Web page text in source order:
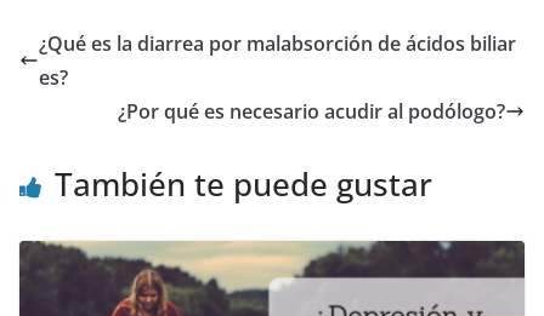
¿Qué es la diarrea por malabsorción de ácidos biliar
es?
¿Por qué es necesario acudir al podólogo?
También te puede gustar